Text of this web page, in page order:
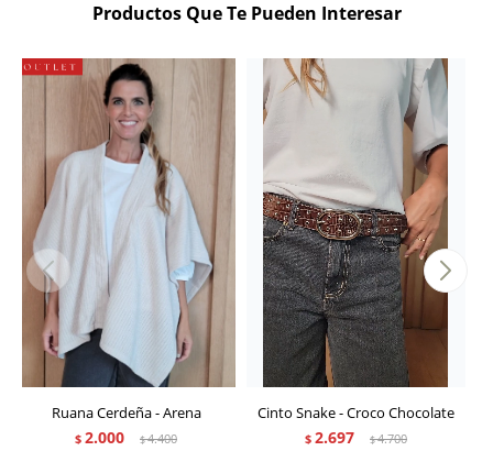
Productos Que Te Pueden Interesar
Ruana Cerdeña - Arena
$ 2.000 $4.400
Cinto Snake - Croco Chocolate
$ 2.697 $4.700